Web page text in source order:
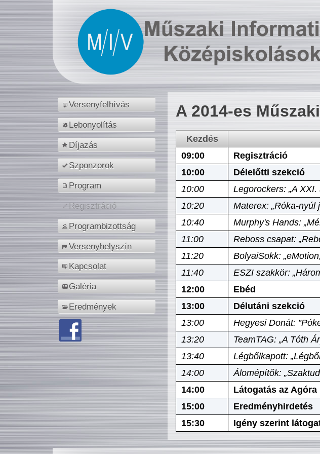
Versenyfelhívás
Lebonyolítás
Díjazás
Szponzorok
Program
Regisztráció
Programbizottság
Versenyhelyszín
Kapcsolat
Galéria
Eredmények
A 2014-es
Kezdés
09:00
Regisztráció
10:00
Délelőtti szekció
10:00
Legorockers: „A
10:20
Materex: „Róka-nyúl
10:40
Murphy's Hands:
11:00
Reboss csapat:
11:20
BolyaiSokk:
11:40
ESZI szakkör:
12:00
Ebéd
13:00
Délutáni szekció
13:00
Hegyesi Donát:
13:20
TeamTAG: „A Tóth
13:40
Légbőlkapott:
14:00
Álomépítők:
14:00
Látogatás az
15:00
Eredményhirdetés
15:30
Igény szerint